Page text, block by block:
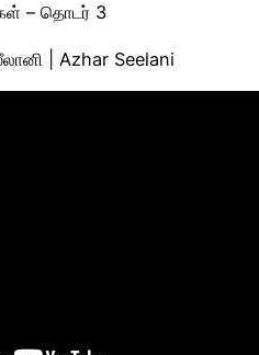
– தொடர் 3
| Azhar Seelani